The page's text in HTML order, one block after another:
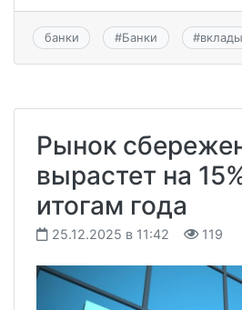
банки #Банки #вклады
Рынок
вырастет на
итогам года
25.12.2025 в 11:42 119